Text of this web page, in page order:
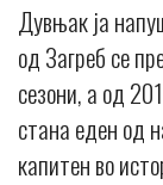
Дувњак ја
од Загреб се
сезони, а од
стана еден од
капитен во